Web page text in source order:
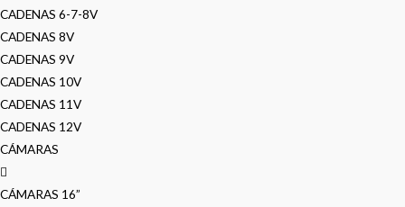
CADENAS 6-7-8V
CADENAS 8V
CADENAS 9V
CADENAS 10V
CADENAS 11V
CADENAS 12V
CÁMARAS
CÁMARAS 16”